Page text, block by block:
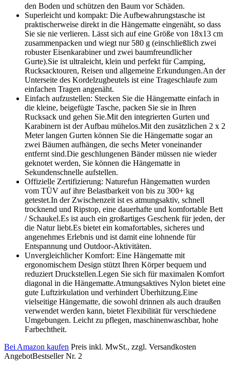
den Boden und schützen den Baum vor Schäden.
Superleicht und kompakt: Die Aufbewahrungstasche ist
praktischerweise direkt in die Hängematte eingenäht, so dass
Sie sie nie verlieren. Lässt sich auf eine Größe von 18x13 cm
zusammenpacken und wiegt nur 580 g (einschließlich zwei
robuster Eisenkarabiner und zwei baumfreundlicher
Gurte).Sie ist ultraleicht, klein und perfekt für Camping,
Rucksacktouren, Reisen und allgemeine Erkundungen.An der
Unterseite des Kordelzugbeutels ist eine Trageschlaufe zum
einfachen Tragen angenäht.
Einfach aufzustellen: Stecken Sie die Hängematte einfach in
die kleine, beigefügte Tasche, packen Sie sie in Ihren
Rucksack und gehen Sie.Mit den integrierten Gurten und
Karabinern ist der Aufbau mühelos.Mit den zusätzlichen 2 x 2
Meter langen Gurten können Sie die Hängematte sogar an
zwei Bäumen aufhängen, die sechs Meter voneinander
entfernt sind.Die geschlungenen Bänder müssen nie wieder
geknotet werden, Sie können die Hängematte in
Sekundenschnelle aufstellen.
Offizielle Zertifizierung: Naturefun Hängematten wurden
vom TÜV auf ihre Belastbarkeit von bis zu 300+ kg
getestet.In der Zwischenzeit ist es atmungsaktiv, schnell
trocknend und Ripstop, eine dauerhafte und komfortable Bett
/ Schaukel.Es ist auch ein großartiges Geschenk für jeden, der
die Natur liebt.Es bietet ein komafortables, sicheres und
angenehmes Erlebnis und ist damit eine lohnende für
Entspannung und Outdoor-Aktivitäten.
Unvergleichlicher Komfort: Eine Hängematte mit
ergonomischem Design stützt Ihren Körper bequem und
reduziert Druckstellen.Legen Sie sich für maximalen Komfort
diagonal in die Hängematte.Atmungsaktives Nylon bietet eine
gute Luftzirkulation und verhindert Überhitzung.Eine
vielseitige Hängematte, die sowohl drinnen als auch draußen
verwendet werden kann, bietet Flexibilität für verschiedene
Umgebungen. Leicht zu pflegen, maschinenwaschbar, hohe
Farbechtheit.
Bei Amazon kaufen Preis inkl. MwSt., zzgl. Versandkosten
AngebotBestseller Nr. 2